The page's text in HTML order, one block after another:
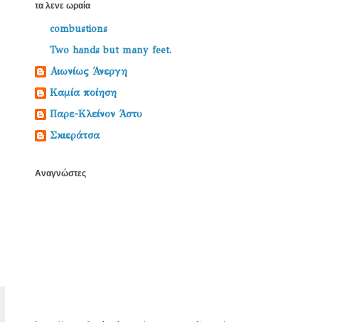
τα λενε ωραία
combustions
Two hands but many feet.
Αιωνίως Άνεργη
Καμία ποίηση
Παρε-Κλείνον Άστυ
Σκιεράτσα
Αναγνώστες